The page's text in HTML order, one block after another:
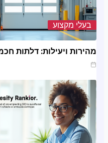
בעלי מקצוע
מהירות ויעילות: דלתות
ינו 20, 2025